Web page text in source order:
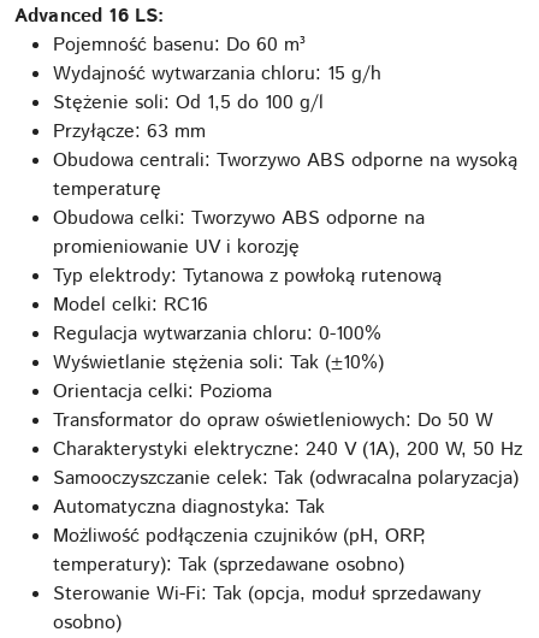
Advanced 16 LS:
Pojemność basenu: Do 60 m³
Wydajność wytwarzania chloru: 15 g/h
Stężenie soli: Od 1,5 do 100 g/l
Przyłącze: 63 mm
Obudowa centrali: Tworzywo ABS odporne na wysoką
temperaturę
Obudowa celki: Tworzywo ABS odporne na
promieniowanie UV i korozję
Typ elektrody: Tytanowa z powłoką rutenową
Model celki: RC16
Regulacja wytwarzania chloru: 0-100%
Wyświetlanie stężenia soli: Tak (±10%)
Orientacja celki: Pozioma
Transformator do opraw oświetleniowych: Do 50 W
Charakterystyki elektryczne: 240 V (1A), 200 W, 50 Hz
Samooczyszczanie celek: Tak (odwracalna polaryzacja)
Automatyczna diagnostyka: Tak
Możliwość podłączenia czujników (pH, ORP,
temperatury): Tak (sprzedawane osobno)
Sterowanie Wi-Fi: Tak (opcja, moduł sprzedawany
osobno)